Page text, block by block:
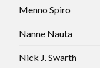
Menno Spiro
Nanne Nauta
Nick J. Swarth